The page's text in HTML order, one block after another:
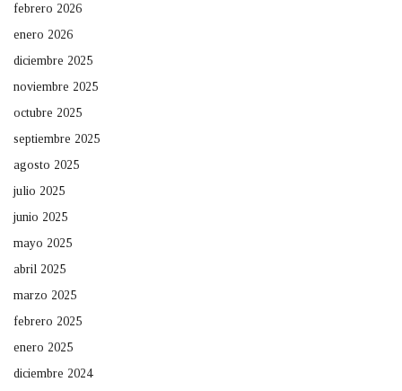
febrero 2026
enero 2026
diciembre 2025
noviembre 2025
octubre 2025
septiembre 2025
agosto 2025
julio 2025
junio 2025
mayo 2025
abril 2025
marzo 2025
febrero 2025
enero 2025
diciembre 2024